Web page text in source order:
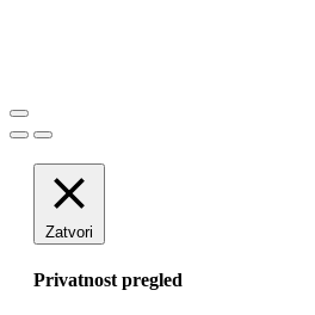
Zatvori
Privatnost pregled